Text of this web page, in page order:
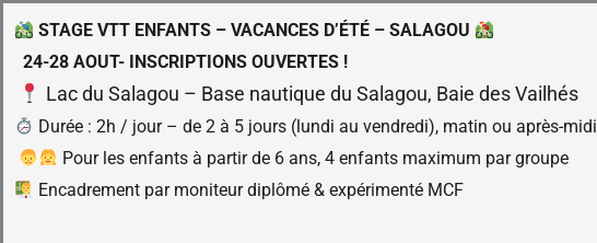
STAGE VTT ENFANTS – VACANCES D’ÉTÉ – SALAGOU
24-28 AOUT- INSCRIPTIONS OUVERTES !
Lac du Salagou – Base nautique du Salagou, Baie des Vailhés
Durée : 2h / jour – de 2 à 5 jours (lundi au vendredi), matin ou après-midi
Pour les enfants à partir de 6 ans, 4 enfants maximum par groupe
Encadrement par moniteur diplômé & expérimenté MCF